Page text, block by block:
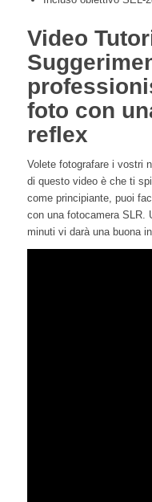
Video
foto con
reflex
Volete fotografare i vostri
di questo video è che ti
come principiante, puoi
con una fotocamera SLR.
minuti vi darà una buona